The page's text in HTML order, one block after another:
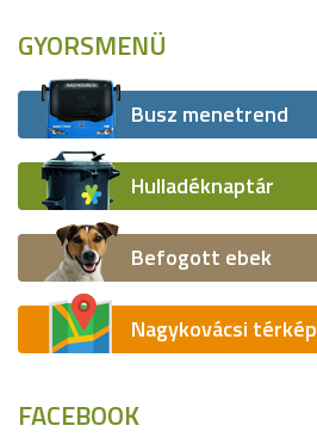
GYORSMENÜ
Busz menetrend
Hulladéknaptár
Befogott ebek
Nagykovácsi térkép
FACEBOOK